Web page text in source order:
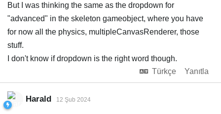
But I was thinking the same as the dropdown for
"advanced" in the skeleton gameobject, where you have
for now all the physics, multipleCanvasRenderer, those
stuff.
I don't know if dropdown is the right word though.
Türkçe
Yanıtla
Harald 12 Şub 2024